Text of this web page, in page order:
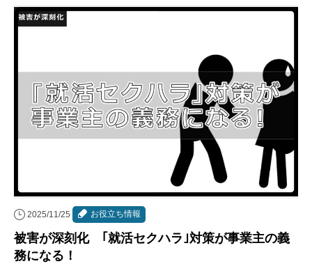
2025/11/25 お役立ち情報
被害が深刻化 ｢就活セクハラ｣対策が事業主の義
務になる！